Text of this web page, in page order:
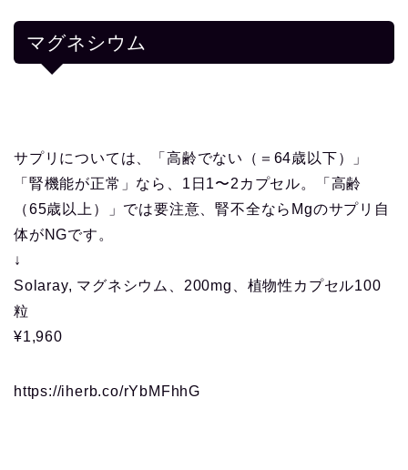
マグネシウム
サプリについては、「高齢でない（＝64歳以下）」
「腎機能が正常」なら、1日1〜2カプセル。「高齢
（65歳以上）」では要注意、腎不全ならMgのサプリ自
体がNGです。
↓
Solaray, マグネシウム、200mg、植物性カプセル100
粒
¥1,960
https://iherb.co/rYbMFhhG